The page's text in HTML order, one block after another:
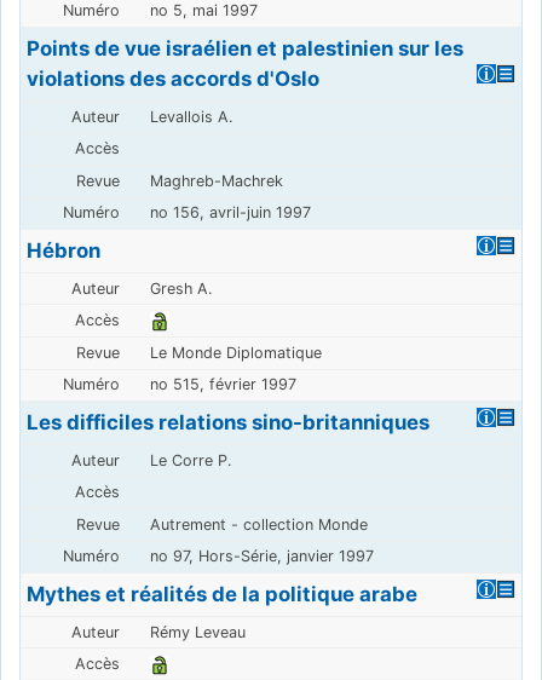
no 5, mai 1997
Points de vue israélien et palestinien sur les
violations des accords d'Oslo
Levallois A.
Maghreb-Machrek
no 156, avril-juin 1997
Hébron
Gresh A.
Le Monde Diplomatique
no 515, février 1997
Les difficiles relations sino-britanniques
Le Corre P.
Autrement - collection Monde
no 97, Hors-Série, janvier 1997
Mythes et réalités de la politique arabe
Rémy Leveau